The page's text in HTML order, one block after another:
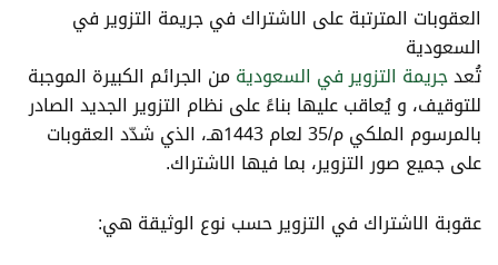
العقوبات المترتبة على الاشتراك في جريمة التزوير في
السعودية
تُعدجريمة التزوير في السعوديةمن الجرائم الكبيرة الموجبة
للتوقيف، و يُعاقب عليها بناءً على نظام التزوير الجديد الصادر
بالمرسوم الملكي م/35 لعام 1443هـ، الذي شدّد العقوبات
على جميع صور التزوير، بما فيها الاشتراك.
عقوبة الاشتراك في التزوير حسب نوع الوثيقة هي: